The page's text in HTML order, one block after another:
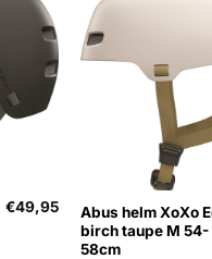
€49,95
Abus helm XoXo
birch taupe M 54-
58cm